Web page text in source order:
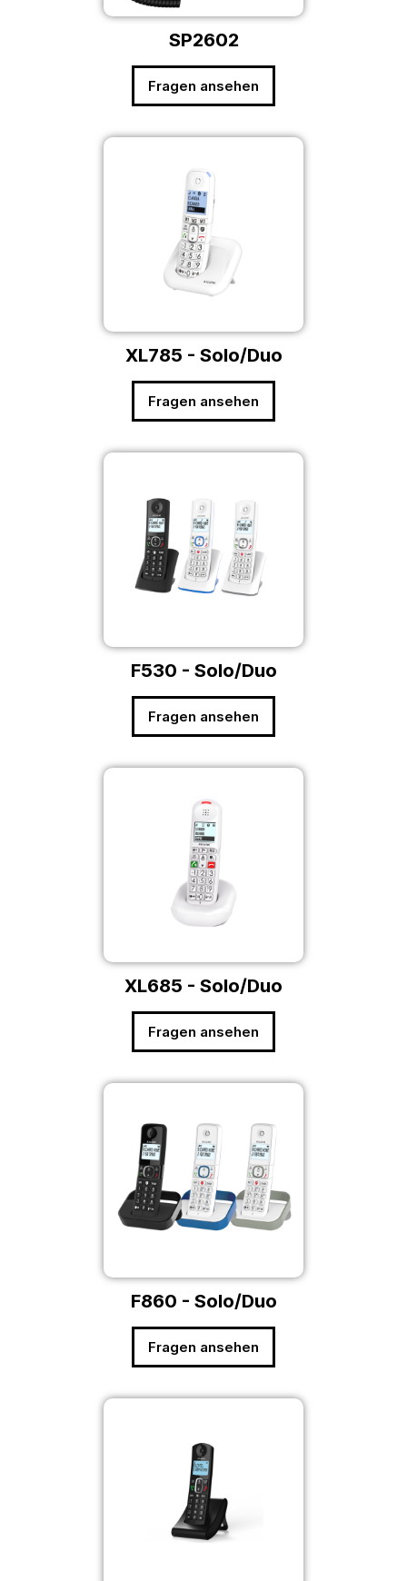
SP2602
Fragen ansehen
XL785 - Solo/Duo
Fragen ansehen
F530 - Solo/Duo
Fragen ansehen
XL685 - Solo/Duo
Fragen ansehen
F860 - Solo/Duo
Fragen ansehen